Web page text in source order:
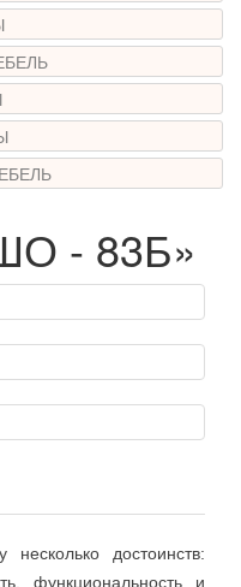
- 83Б»
достоинств:
функциональность и